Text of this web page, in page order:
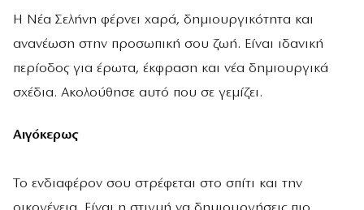
Η Νέα Σελήνη φέρνει χαρά, δημιουργικότητα και
ανανέωση στην προσωπική σου ζωή. Είναι ιδανική
περίοδος για έρωτα, έκφραση και νέα δημιουργικά
σχέδια. Ακολούθησε αυτό που σε γεμίζει.
Αιγόκερως
Το ενδιαφέρον σου στρέφεται στο σπίτι και την